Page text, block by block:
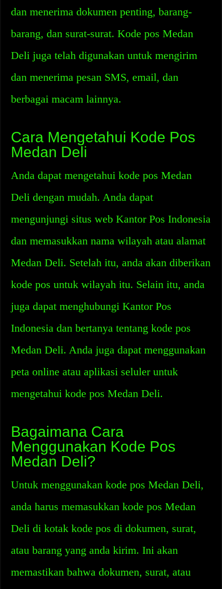
dan menerima dokumen penting, barang-
barang, dan surat-surat. Kode pos Medan
Deli juga telah digunakan untuk mengirim
dan menerima pesan SMS, email, dan
berbagai macam lainnya.
Cara Mengetahui Kode Pos
Medan Deli
Anda dapat mengetahui kode pos Medan
Deli dengan mudah. Anda dapat
mengunjungi situs web Kantor Pos Indonesia
dan memasukkan nama wilayah atau alamat
Medan Deli. Setelah itu, anda akan diberikan
kode pos untuk wilayah itu. Selain itu, anda
juga dapat menghubungi Kantor Pos
Indonesia dan bertanya tentang kode pos
Medan Deli. Anda juga dapat menggunakan
peta online atau aplikasi seluler untuk
mengetahui kode pos Medan Deli.
Bagaimana Cara
Menggunakan Kode Pos
Medan Deli?
Untuk menggunakan kode pos Medan Deli,
anda harus memasukkan kode pos Medan
Deli di kotak kode pos di dokumen, surat,
atau barang yang anda kirim. Ini akan
memastikan bahwa dokumen, surat, atau